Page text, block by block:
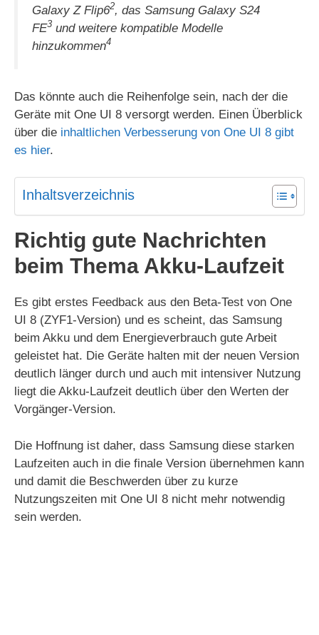
Galaxy Z Flip62, das Samsung Galaxy S24
FE3 und weitere kompatible Modelle
hinzukommen4
Das könnte auch die Reihenfolge sein, nach der die
Geräte mit One UI 8 versorgt werden. Einen Überblick
über die inhaltlichen Verbesserung von One UI 8 gibt
es hier.
Inhaltsverzeichnis
Richtig gute Nachrichten
beim Thema Akku-Laufzeit
Es gibt erstes Feedback aus den Beta-Test von One
UI 8 (ZYF1-Version) und es scheint, das Samsung
beim Akku und dem Energieverbrauch gute Arbeit
geleistet hat. Die Geräte halten mit der neuen Version
deutlich länger durch und auch mit intensiver Nutzung
liegt die Akku-Laufzeit deutlich über den Werten der
Vorgänger-Version.
Die Hoffnung ist daher, dass Samsung diese starken
Laufzeiten auch in die finale Version übernehmen kann
und damit die Beschwerden über zu kurze
Nutzungszeiten mit One UI 8 nicht mehr notwendig
sein werden.